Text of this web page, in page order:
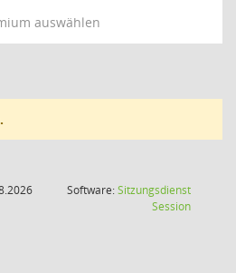
auswählen
Software:Sitzungsdienst
Session(Wird in